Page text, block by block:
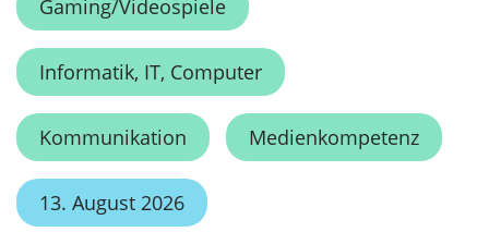
Gaming/Videospiele
Informatik, IT, Computer
Kommunikation Medienkompetenz
13. August 2026